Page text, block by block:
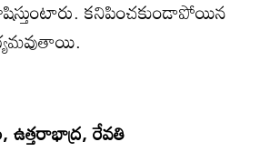
కనిపించకుండాపోయిన
రేవతి